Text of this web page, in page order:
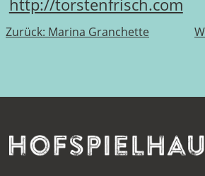
http://torstenfrisch.com
Beitragsnavigation
Zurück: Marina Granchette